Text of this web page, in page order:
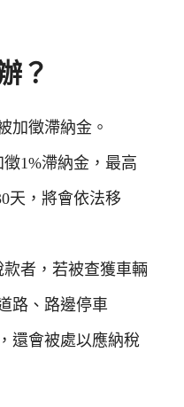
？
加徵滯納金。
1%滯納金，最高
天，將會依法移
者，若被查獲車輛
路、路邊停車
還會被處以應納稅